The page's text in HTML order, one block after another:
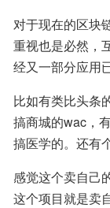
对于现在的区块
重视也是必然，
经又一部分应用
比如有类比头条
搞商城的wac，
搞医学的。还有
感觉这个卖自己
这个项目就是卖